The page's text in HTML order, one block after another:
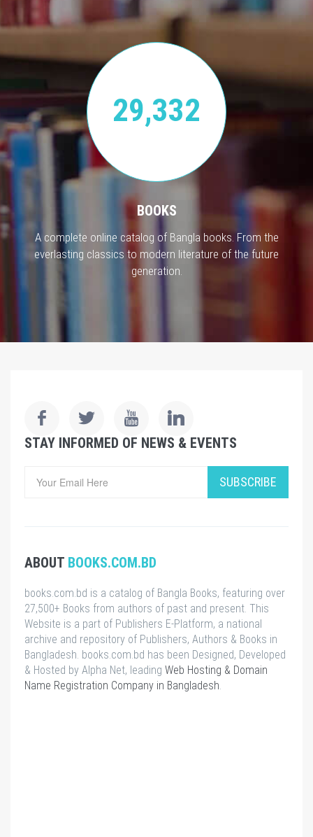
29,332
BOOKS
A complete online catalog of Bangla books. From the
everlasting classics to modern literature of the future
generation.
STAY INFORMED OF NEWS & EVENTS
SUBSCRIBE
ABOUT BOOKS.COM.BD
books.com.bd is a catalog of Bangla Books, featuring over
27,500+ Books from authors of past and present. This
Website is a part of Publishers E-Platform, a national
archive and repository of Publishers, Authors & Books in
Bangladesh. books.com.bd has been Designed, Developed
& Hosted by Alpha Net, leading Web Hosting & Domain
Name Registration Company in Bangladesh